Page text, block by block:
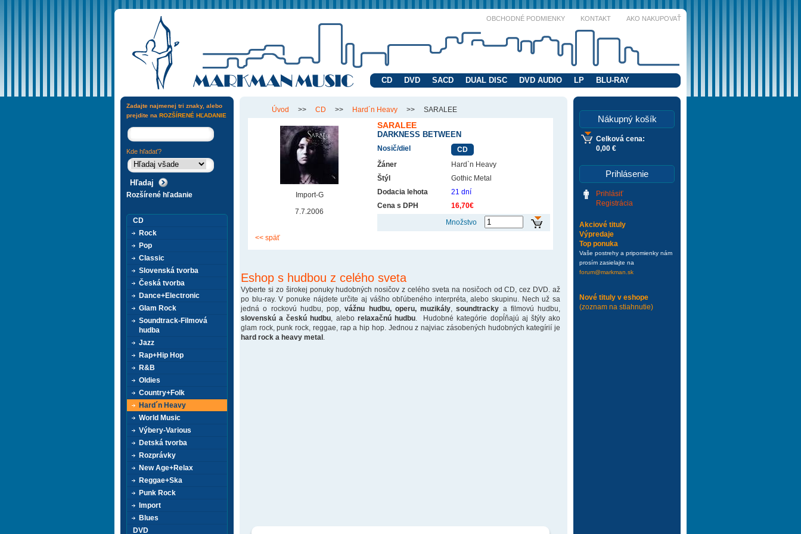
OBCHODNÉ PODMIENKY KONTAKT AKO NAKUPOVAŤ
CD DVD SACD DUAL DISC DVD AUDIO LP BLU-RAY
Úvod >> CD >> Hard´n Heavy >> SARALEE
Import-G
7.7.2006
SARALEE
DARKNESS BETWEEN
Nosič/diel
CD
Žáner
Hard`n Heavy
Štýl
Gothic Metal
Dodacia lehota
21 dní
Cena s DPH
16,70€
Množstvo
<< späť
Eshop s hudbou z celého sveta
Vyberte si zo širokej ponuky hudobných nosičov z celého sveta na nosičoch od CD, cez DVD. až
po blu-ray. V ponuke nájdete určite aj vášho obľúbeného interpréta, alebo skupinu. Nech už sa
jedná o rockovú hudbu, pop,vážnu hudbu, operu, muzikály ,soundtracky a filmovú hudbu,
slovenskú a českú hudbu , alebo relaxačnú hudbu. Hudobné kategórie dopĺňajú aj štýly ako
glam rock, punk rock, reggae, rap a hip hop. Jednou z najviac zásobených hudobných kategírií je
hard rock a heavy metal
Nákupný košík
Celková cena:
0,00 €
Prihlásenie
Prihlásiť
Registrácia
Akciové tituly
Výpredaje
Top ponuka
Vaše postrehy a pripomienky nám
prosím zasielajte na
forum@markman.sk
Nové tituly v eshope
(zoznam na stiahnutie)
Zadajte najmenej tri znaky, alebo
prejdite na ROZŠÍRENÉ HĽADANIE
Kde hľadať?
Rozšírené hľadanie
CD
Rock
Pop
Classic
Slovenská tvorba
Česká tvorba
Dance+Electronic
Glam Rock
Soundtrack-Filmová
hudba
Jazz
Rap+Hip Hop
R&B
Oldies
Country+Folk
Hard´n Heavy
World Music
Výbery-Various
Detská tvorba
Rozprávky
New Age+Relax
Reggae+Ska
Punk Rock
Import
Blues
DVD